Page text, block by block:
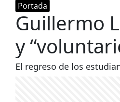
Portada
Guillermo
y
El regreso de los